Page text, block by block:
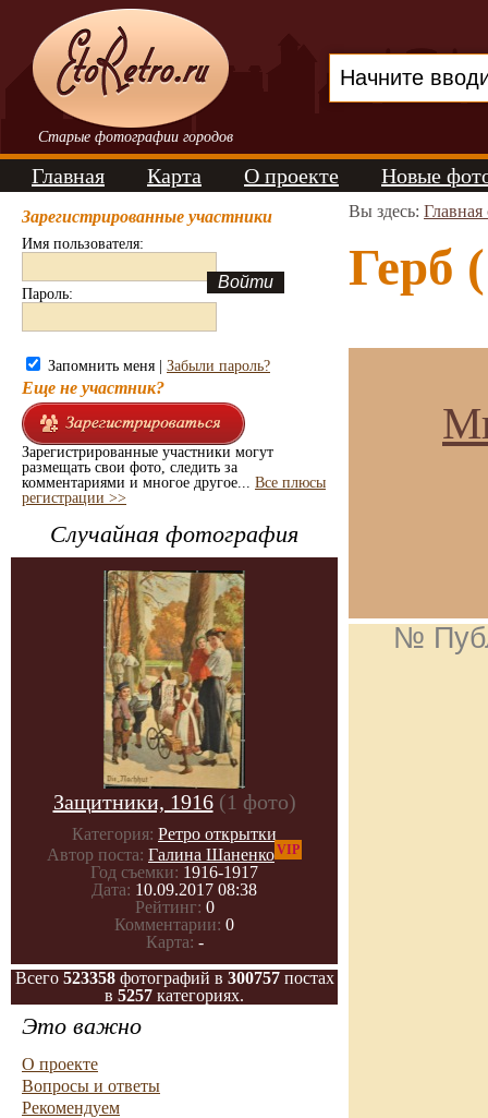
Старые фотографии городов
Главная Карта О проекте Новые
Зарегистрированные участники
Имя пользователя:
Пароль:
Запомнить меня | Забыли пароль?
Еще не участник?
Зарегистрированные участники могут
размещать свои фото, следить за
комментариями и многое другое... Все плюсы
регистрации >>
Случайная фотография
Защитники, 1916 (1 фото)
Категория: Ретро открытки
Автор поста: Галина ШаненкоVIP
Год съемки: 1916-1917
Дата: 10.09.2017 08:38
Рейтинг: 0
Комментарии: 0
Карта: -
Всего 523358фотографий в 300757постах
в 5257 категориях.
Это важно
О проекте
Вопросы и ответы
Рекомендуем
Вы здесь: Главная
Герб
№